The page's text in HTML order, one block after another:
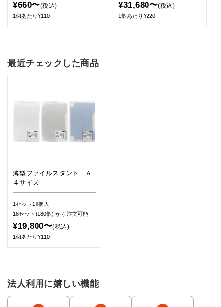
¥660〜(税込)
1個あたり¥110
¥31,680〜(税込)
1個あたり¥220
最近チェックした商品
薄型ファイルスタンド Ａ
４サイズ
1セット10個入
18セット(180個)から注文可能
¥19,800〜(税込)
1個あたり¥110
法人利用に嬉しい機能